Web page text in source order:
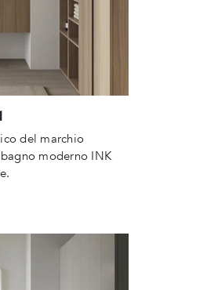
del marchio
moderno INK